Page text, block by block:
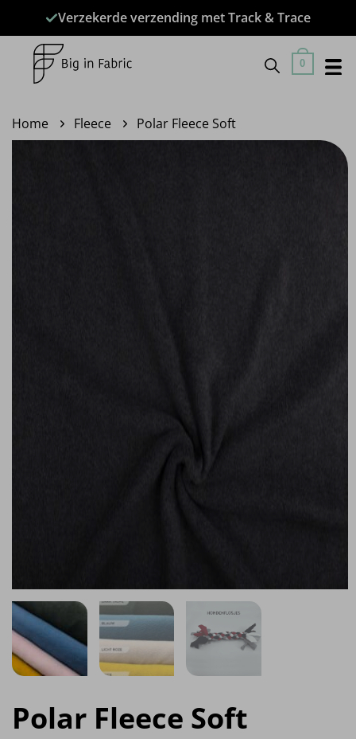
inhoud
Verzekerde verzending met Track & Trace
0
Home Fleece Polar Fleece Soft
Polar Fleece Soft